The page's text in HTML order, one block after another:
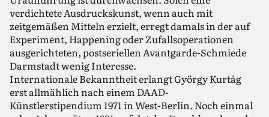
verdichtete Ausdruckskunst, wenn auch mit
zeitgemäßen Mitteln erzielt, erregt damals in der auf
Experiment, Happening oder Zufallsoperationen
ausgerichteten, postseriellen Avantgarde-Schmiede
Darmstadt wenig Interesse.
Internationale Bekanntheit erlangt György Kurtág
erst allmählich nach einem DAAD-
Künstlerstipendium 1971 in West-Berlin. Noch einmal